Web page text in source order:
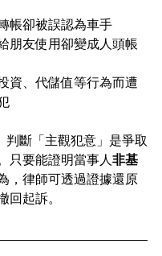
帳卻被誤認為車手
朋友使用卻變成人頭帳
資、代儲值等行為而遭
判斷「主觀犯意」是爭取
只要能證明當事人非基
，律師可透過證據還原
回起訴。